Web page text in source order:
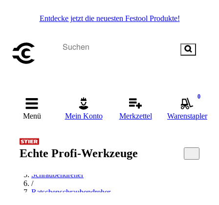
Entdecke jetzt die neuesten Festool Produkte!
Menü Mein Konto Merkzettel
0
Warenstapler
Echte Profi-Werkzeuge
Startseite
/
Handwerkzeug
Schraubendreher
/
Ratschenschraubendreher